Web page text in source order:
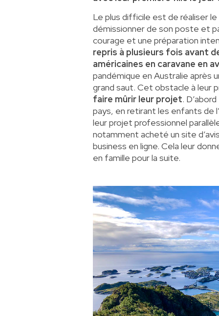
Le plus difficile est de réaliser
démissionner de son poste et
courage et une préparation
repris à plusieurs fois avant
américaines en caravane en
pandémique en Australie après
grand saut. Cet obstacle à leur
faire mûrir leur projet.
pays, en retirant les enfants de
leur projet professionnel
notamment acheté un site d’
business en ligne. Cela leur
en famille pour la suite.